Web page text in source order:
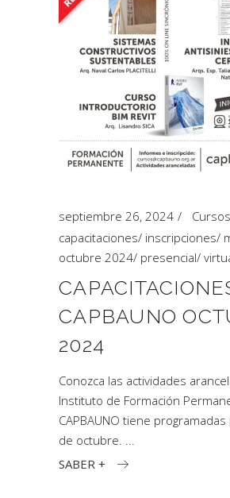
septiembre 26, 2024
Cursos
capacitaciones/ inscripciones/
octubre 2024/ presencial/
CAPBAUNO
2024
Conozca las actividades
Instituto de Formación
CAPBAUNO tiene
de octubre.
SABER +